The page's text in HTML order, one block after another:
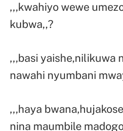
,,,kwahiyo wewe
kubwa,,?
,,,basi yaishe,nilikuwa
nawahi nyumbani
,,,haya
nina maumbile